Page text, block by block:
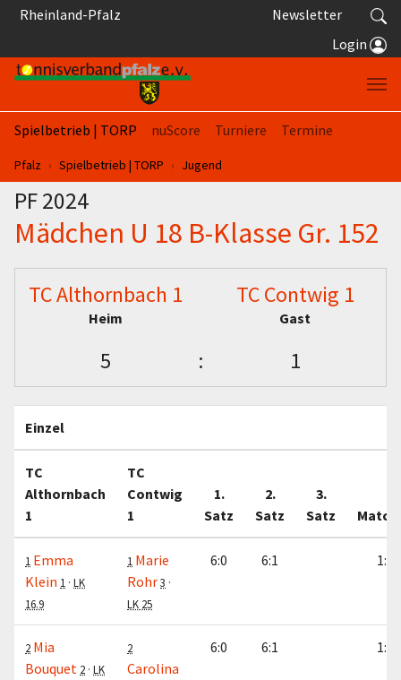
Springe zum Seiteninhalt
Rheinland-Pfalz
Newsletter
Login
Spielbetrieb | TORP nuScore Turniere
Termine
Sie sind hier:
Pfalz Spielbetrieb | TORP Jugend
PF 2024
Mädchen U 18 B-Klasse Gr. 152
TC Althornbach 1
Heim
TC Contwig 1
Gast
5 : 1
Einzel
TC
Althornbach
1
TC
Contwig
1
1.
Satz
2.
Satz
3.
Satz
1 Emma
Klein 1 · LK
16.9
1 Marie
Rohr3 ·
LK 25
6:0 6:1 1:0
2 Mia
Bouquet 2 · LK
2
Carolina
6:0 6:1 1:0